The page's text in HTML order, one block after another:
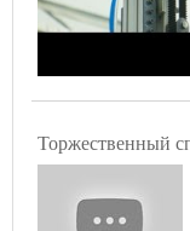
Торжественный